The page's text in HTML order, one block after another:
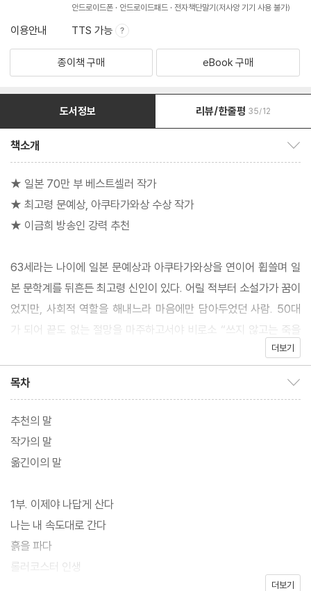
안드로이드폰
안드로이드패드 전자책단말기(저사양 기기 사용 불가)
이용안내 TTS 가능
종이책 구매 eBook 구매
도서정보 리뷰/한줄평 35/12
책소개
★ 일본 70만 부 베스트셀러 작가
★ 최고령 문예상, 아쿠타가와상 수상 작가
★ 이금희 방송인 강력 추천
63세라는 나이에 일본 문예상과 아쿠타가와상을 연이어 휩쓸며 일
본 문학계를 뒤흔든 최고령 신인이 있다. 어릴 적부터 소설가가 꿈이
었지만, 사회적 역할을 해내느라 마음에만 담아두었던 사람. 50대
가 되어 끝도 없는 절망을 마주하고서야 비로소 “쓰지 않고는 죽을
수 없을 것 같은 이야기”를 길어 올린 와카타케 치사코의 이야기다.
치사코는 55세에 사랑하는 남편과 사별한 뒤, 아들의 권유로 소설
강좌에 나가기 시작했다. 등단의 꿈을 이뤄 준 첫 소설 《나는 나대로
혼자서 간다》를 완성한 것은 그 소설을 쓰기 시작한 지 무려 8년 만
이었고, 소설가라는 꿈을 품은 지는 반평생이 훌쩍 넘은 때였다. 그
이”라는 말을 들을 정도로 원체 느린 사람이었다. 자기 스스로도, 빠
르게 잘 달리지 못하지만 차창 밖 풍경을 즐기면서 느긋하게 갈 줄
아는 “느려 터진 완행열차”라고 설명한다. 누군가는 그런 그를 게으
르다 나무랐을 것이고, 또 다른 이는 답답하다며 재촉했을지 모른다.
하지만 그는 자기 페이스대로 천천히 걸어가더니 마침내 일본 최고
더보기
목차
추천의 말
작가의 말
옮긴이의 말
1부. 이제야 나답게 산다
나는 내 속도대로 간다
흙을 파다
롤러코스터 인생
더보기